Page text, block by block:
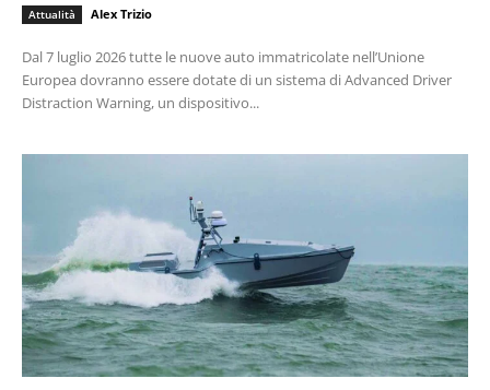
Attualità Alex Trizio
Dal 7 luglio 2026 tutte le nuove auto immatricolate nell’Unione
Europea dovranno essere dotate di un sistema di Advanced Driver
Distraction Warning, un dispositivo...